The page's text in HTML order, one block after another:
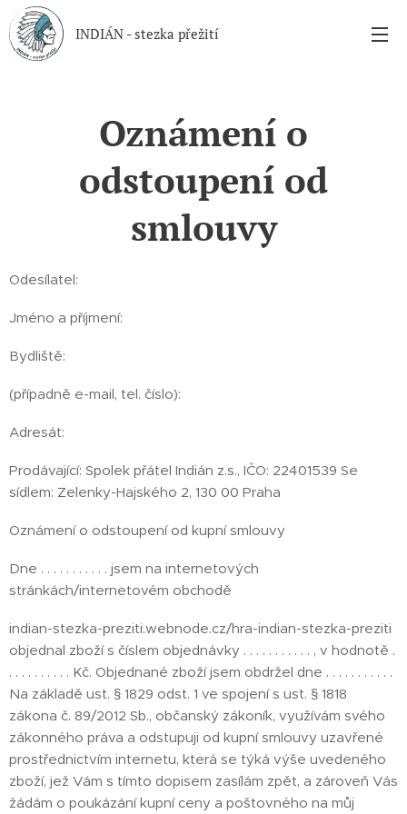
INDIÁN - stezka přežití
Oznámení o
odstoupení od
smlouvy
Odesílatel:
Jméno a příjmení:
Bydliště:
(případně e-mail, tel. číslo):
Adresát:
Prodávající: Spolek přátel Indián z.s., IČO: 22401539 Se
sídlem: Zelenky-Hajského 2, 130 00 Praha
Oznámení o odstoupení od kupní smlouvy
Dne . . . . . . . . . . . jsem na internetových
stránkách/internetovém obchodě
indian-stezka-preziti.webnode.cz/hra-indian-stezka-preziti
objednal zboží s číslem objednávky . . . . . . . . . . . , v hodnotě .
. . . . . . . . . . Kč. Objednané zboží jsem obdržel dne . . . . . . . . . . .
Na základě ust. § 1829 odst. 1 ve spojení s ust. § 1818
zákona č. 89/2012 Sb., občanský zákoník, využívám svého
zákonného práva a odstupuji od kupní smlouvy uzavřené
prostřednictvím internetu, která se týká výše uvedeného
zboží, jež Vám s tímto dopisem zasílám zpět, a zároveň Vás
žádám o poukázání kupní ceny a poštovného na můj